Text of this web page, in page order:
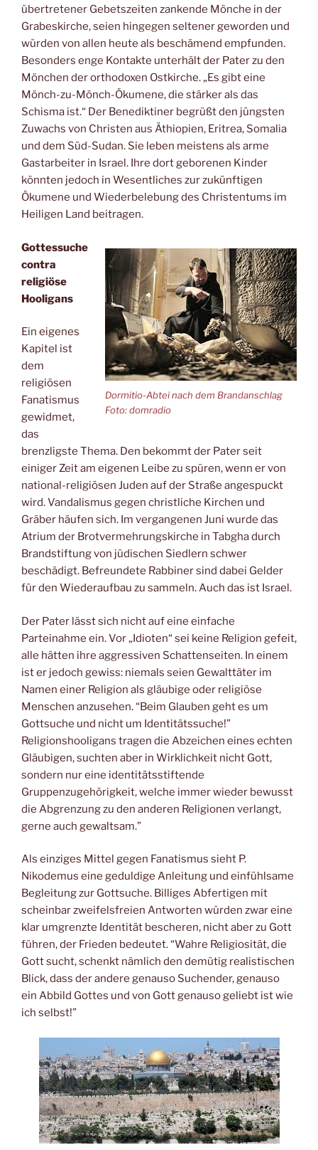
übertretener Gebetszeiten zankende Mönche in der
Grabeskirche, seien hingegen seltener geworden und
würden von allen heute als beschämend empfunden.
Besonders enge Kontakte unterhält der Pater zu den
Mönchen der orthodoxen Ostkirche. „Es gibt eine
Mönch-zu-Mönch-Ökumene, die stärker als das
Schisma ist.“ Der Benediktiner begrüßt den jüngsten
Zuwachs von Christen aus Äthiopien, Eritrea, Somalia
und dem Süd-Sudan. Sie leben meistens als arme
Gastarbeiter in Israel. Ihre dort geborenen Kinder
könnten jedoch in Wesentliches zur zukünftigen
Ökumene und Wiederbelebung des Christentums im
Heiligen Land beitragen.
Dormitio-Abtei nach dem Brandanschlag
Foto: domradio
Gottessuche
contra
religiöse
Hooligans
Ein eigenes
Kapitel ist
dem
religiösen
Fanatismus
gewidmet,
das
brenzligste Thema. Den bekommt der Pater seit
einiger Zeit am eigenen Leibe zu spüren, wenn er von
national-religiösen Juden auf der Straße angespuckt
wird. Vandalismus gegen christliche Kirchen und
Gräber häufen sich. Im vergangenen Juni wurde das
Atrium der Brotvermehrungskirche in Tabgha durch
Brandstiftung von jüdischen Siedlern schwer
beschädigt. Befreundete Rabbiner sind dabei Gelder
für den Wiederaufbau zu sammeln. Auch das ist Israel.
Der Pater lässt sich nicht auf eine einfache
Parteinahme ein. Vor „Idioten“ sei keine Religion gefeit,
alle hätten ihre aggressiven Schattenseiten. In einem
ist er jedoch gewiss: niemals seien Gewalttäter im
Namen einer Religion als gläubige oder religiöse
Menschen anzusehen. “Beim Glauben geht es um
Gottsuche und nicht um Identitätssuche!”
Religionshooligans tragen die Abzeichen eines echten
Gläubigen, suchten aber in Wirklichkeit nicht Gott,
sondern nur eine identitätsstiftende
Gruppenzugehörigkeit, welche immer wieder bewusst
die Abgrenzung zu den anderen Religionen verlangt,
gerne auch gewaltsam.”
Als einziges Mittel gegen Fanatismus sieht P.
Nikodemus eine geduldige Anleitung und einfühlsame
Begleitung zur Gottsuche. Billiges Abfertigen mit
scheinbar zweifelsfreien Antworten würden zwar eine
klar umgrenzte Identität bescheren, nicht aber zu Gott
führen, der Frieden bedeutet. “Wahre Religiosität, die
Gott sucht, schenkt nämlich den demütig realistischen
Blick, dass der andere genauso Suchender, genauso
ein Abbild Gottes und von Gott genauso geliebt ist wie
ich selbst!”